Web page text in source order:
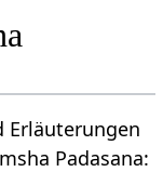
Erläuterungen
Padasana: